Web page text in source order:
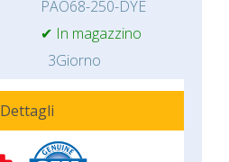
PAO68-250-DYE
✔ In magazzino
3Giorno
Dettagli